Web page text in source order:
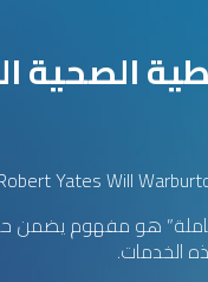
الصحية
Yates Will
هو مفهوم
الخدمات.